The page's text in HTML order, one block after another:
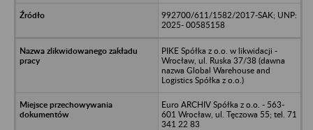
992700/611/1582/2017-SAK; UNP:
2025- 00585158
PIKE Spółka z o.o. w likwidacji -
Wrocław, ul. Ruska 37/38 (dawna
nazwa Global Warehouse and
Logistics Spółka z o.o.)
Euro ARCHIV Spółka z o.o. - 563-
601 Wrocław, ul. Tęczowa 55; tel. 71
341 22 83